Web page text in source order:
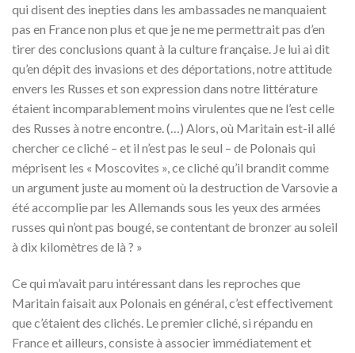
qui disent des inepties dans les ambassades ne manquaient
pas en France non plus et que je ne me permettrait pas d’en
tirer des conclusions quant à la culture française. Je lui ai dit
qu’en dépit des invasions et des déportations, notre attitude
envers les Russes et son expression dans notre littérature
étaient incomparablement moins virulentes que ne l’est celle
des Russes à notre encontre. (…) Alors, où Maritain est-il allé
chercher ce cliché – et il n’est pas le seul – de Polonais qui
méprisent les « Moscovites », ce cliché qu’il brandit comme
un argument juste au moment où la destruction de Varsovie a
été accomplie par les Allemands sous les yeux des armées
russes qui n’ont pas bougé, se contentant de bronzer au soleil
à dix kilomètres de là ? »
Ce qui m’avait paru intéressant dans les reproches que
Maritain faisait aux Polonais en général, c’est effectivement
que c’étaient des clichés. Le premier cliché, si répandu en
France et ailleurs, consiste à associer immédiatement et